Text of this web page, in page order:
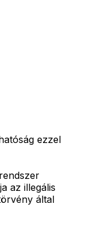
ezzel
az illegális
által